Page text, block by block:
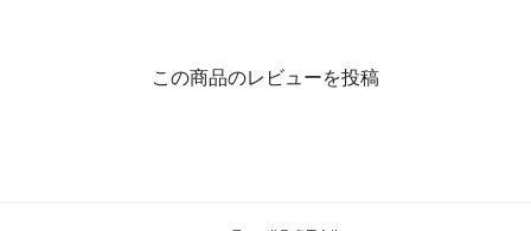
この商品のレビューを投稿